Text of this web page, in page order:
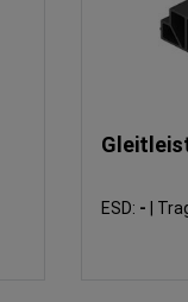
ESD: -